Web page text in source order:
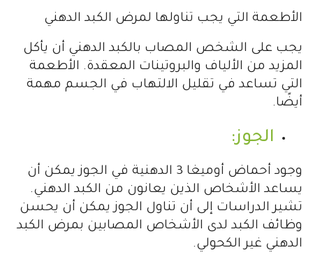
الأطعمة التي يجب تناولها لمرض الكبد الدهني
يجب على الشخص المصاب بالكبد الدهني أن يأكل
المزيد من الألياف والبروتينات المعقدة. الأطعمة
التي تساعد في تقليل الالتهاب في الجسم مهمة
أيضًا.
الجوز:
وجود أحماض أوميغا 3 الدهنية في الجوز يمكن أن
يساعد الأشخاص الذين يعانون من الكبد الدهني.
تشير الدراسات إلى أن تناول الجوز يمكن أن يحسن
وظائف الكبد لدى الأشخاص المصابين بمرض الكبد
الدهني غير الكحولي.